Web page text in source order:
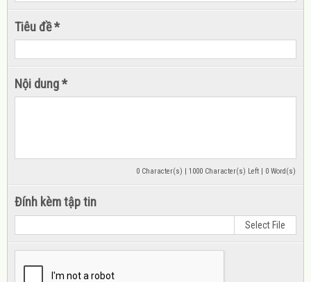
Tiêu đề *
Nội dung *
0 Character(s) | 1000 Character(s) Left | 0 Word(s)
Đính kèm tập tin
Select File